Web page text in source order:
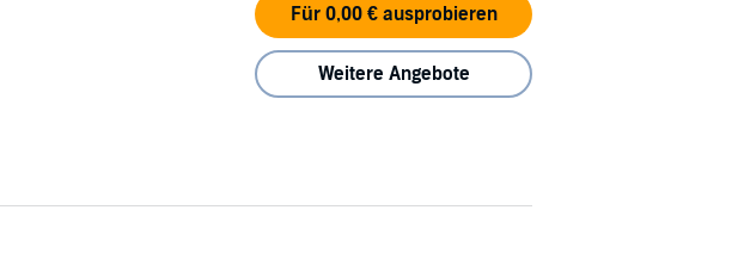
Für 0,00 € ausprobieren
Weitere Angebote